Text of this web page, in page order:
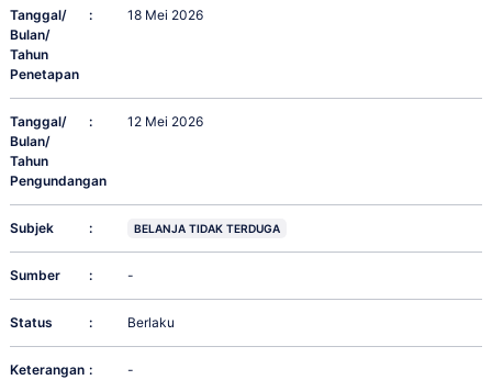
Tanggal/
Bulan/
Tahun
Penetapan
: 18 Mei 2026
Tanggal/
Bulan/
Tahun
Pengundangan
: 12 Mei 2026
Subjek : BELANJA TIDAK TERDUGA
Sumber : -
Status : Berlaku
Keterangan : -